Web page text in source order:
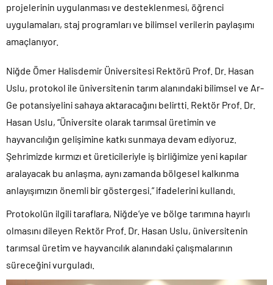
projelerinin uygulanması ve desteklenmesi, öğrenci
uygulamaları, staj programları ve bilimsel verilerin paylaşımı
amaçlanıyor.
Niğde Ömer Halisdemir Üniversitesi Rektörü Prof. Dr. Hasan
Uslu, protokol ile üniversitenin tarım alanındaki bilimsel ve Ar-
Ge potansiyelini sahaya aktaracağını belirtti. Rektör Prof. Dr.
Hasan Uslu, “Üniversite olarak tarımsal üretimin ve
hayvancılığın gelişimine katkı sunmaya devam ediyoruz.
Şehrimizde kırmızı et üreticileriyle iş birliğimize yeni kapılar
aralayacak bu anlaşma, aynı zamanda bölgesel kalkınma
anlayışımızın önemli bir göstergesi.” ifadelerini kullandı.
Protokolün ilgili taraflara, Niğde’ye ve bölge tarımına hayırlı
olmasını dileyen Rektör Prof. Dr. Hasan Uslu, üniversitenin
tarımsal üretim ve hayvancılık alanındaki çalışmalarının
süreceğini vurguladı.